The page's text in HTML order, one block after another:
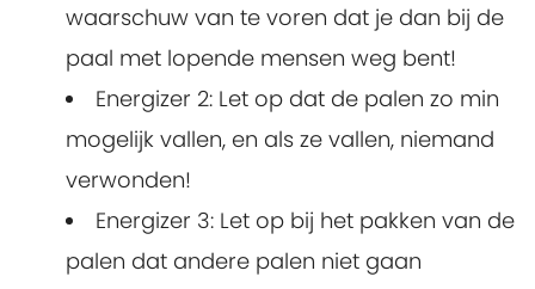
waarschuw van te voren dat je dan bij de
paal met lopende mensen weg bent!
Energizer 2: Let op dat de palen zo min
mogelijk vallen, en als ze vallen, niemand
verwonden!
Energizer 3: Let op bij het pakken van de
palen dat andere palen niet gaan